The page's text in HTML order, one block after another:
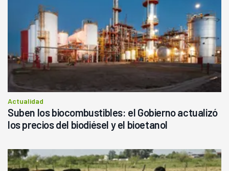
Actualidad
Suben los biocombustibles: el Gobierno actualizó
los precios del biodiésel y el bioetanol